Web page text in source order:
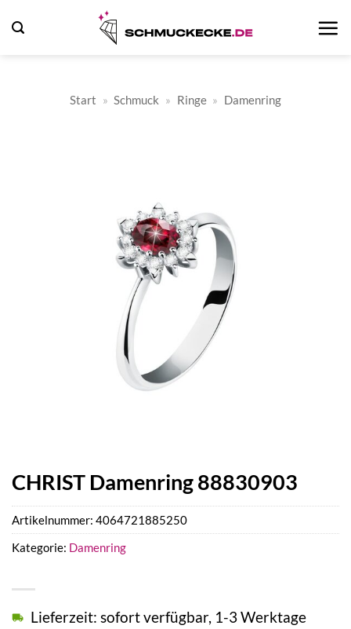
Inhalt
Start » Schmuck » Ringe » Damenring
CHRIST Damenring 88830903
Lieferzeit: sofort verfügbar, 1-3 Werktage
Artikelnummer: 4064721885250
Kategorie: Damenring